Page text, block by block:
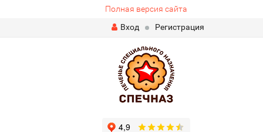
Полная версия сайта
Вход
Регистрация